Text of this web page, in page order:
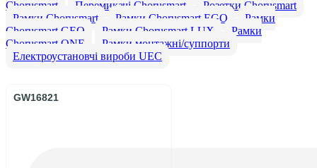
Chorusmart
Перемикачі Chorusmart
Розетки Chorusmart
Рамки Chorusmart
Рамки Chorusmart EGO
Рамки
Chorusmart GEO
Рамки Chorusmart LUX
Рамки
Chorusmart ONE
Рамки монтажні/суппорти
Електроустановчі вироби UEC
GW16821